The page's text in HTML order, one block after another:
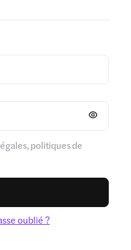
politiques de
oublié ?